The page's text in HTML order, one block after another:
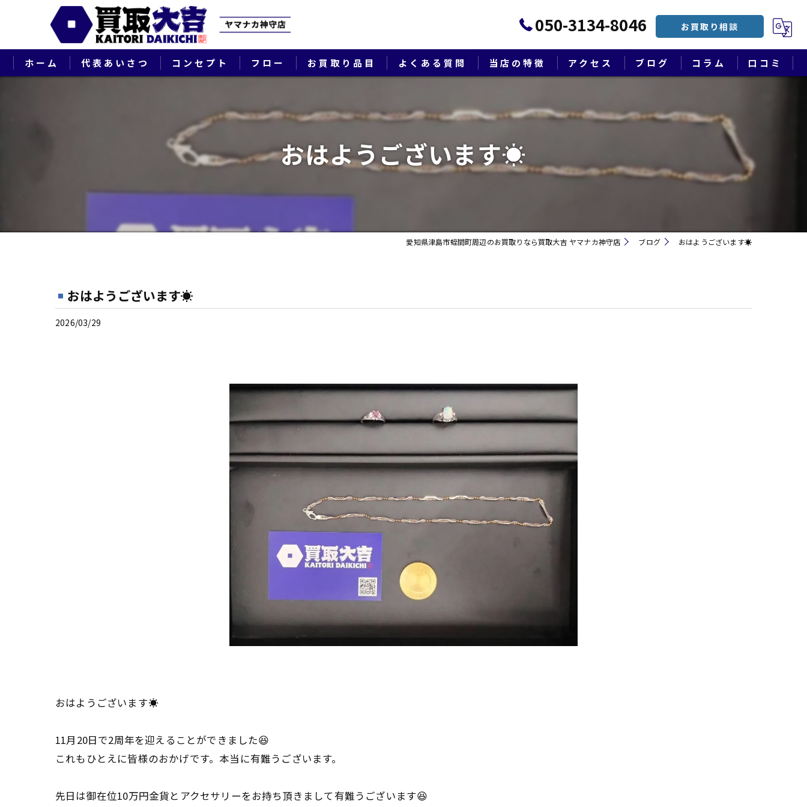
050-3134-8046 お買取り相談
ホーム 代表あいさつ コンセプト フロー お買取り品目 よくある質問 当店の特徴
切手
生前整理・遺品整理・終活
アクセス ブログ コラム 口コミ
おはようございます☀
愛知県津島市蛭間町周辺のお買取りなら買取大吉 ヤマナカ神守店 ブログ おはようございます☀
おはようございます☀
2026/03/29
おはようございます☀
11月20日で2周年を迎えることができました😆
これもひとえに皆様のおかげです。本当に有難うございます。
先日は御在位10万円金貨とアクセサリーをお持ち頂きまして有難うございます😆